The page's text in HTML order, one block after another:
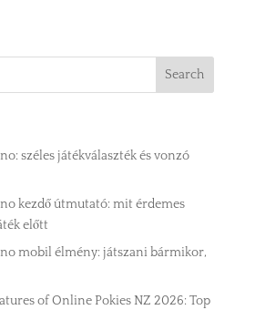
széles játékválaszték és vonzó
kezdő útmutató: mit érdemes
előtt
mobil élmény: játszani bármikor,
of Online Pokies NZ 2026: Top